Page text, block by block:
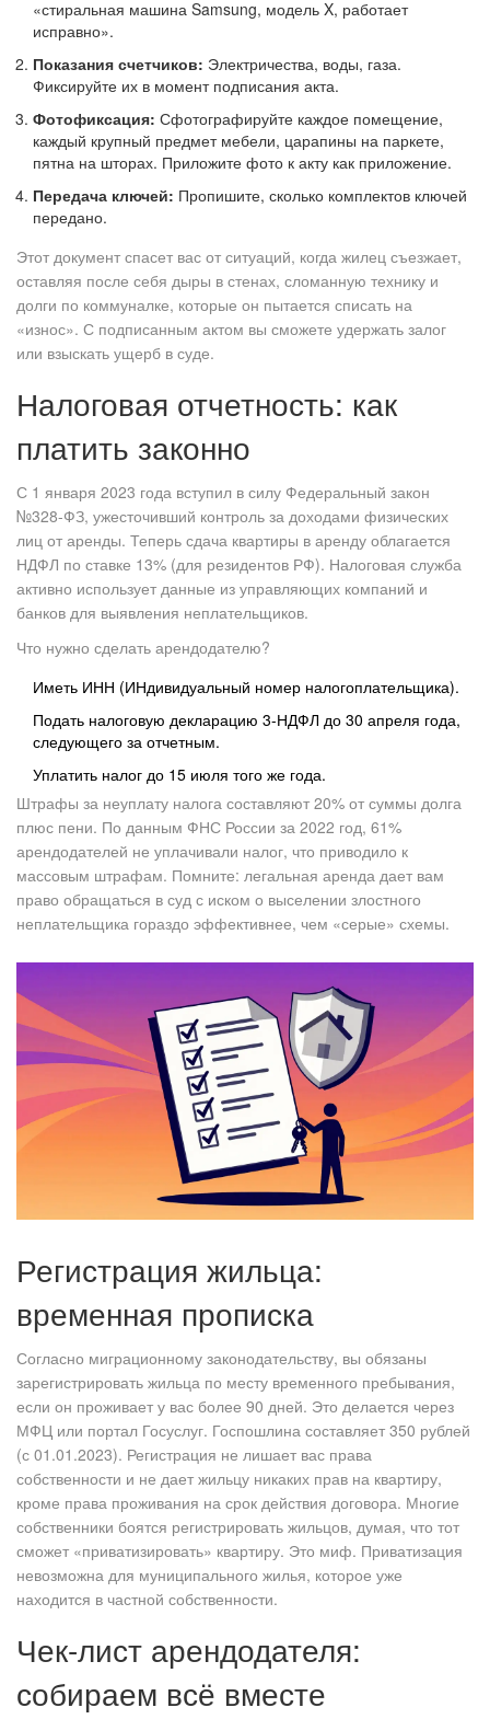
«стиральная машина Samsung, модель X, работает
исправно».
Показания счетчиков: Электричества, воды, газа.
Фиксируйте их в момент подписания акта.
Фотофиксация: Сфотографируйте каждое помещение,
каждый крупный предмет мебели, царапины на паркете,
пятна на шторах. Приложите фото к акту как приложение.
Передача ключей: Пропишите, сколько комплектов ключей
передано.
Этот документ спасет вас от ситуаций, когда жилец съезжает,
оставляя после себя дыры в стенах, сломанную технику и
долги по коммуналке, которые он пытается списать на
«износ». С подписанным актом вы сможете удержать залог
или взыскать ущерб в суде.
Налоговая отчетность: как
платить законно
С 1 января 2023 года вступил в силу Федеральный закон
№328-ФЗ, ужесточивший контроль за доходами физических
лиц от аренды. Теперь сдача квартиры в аренду облагается
НДФЛ по ставке 13% (для резидентов РФ). Налоговая служба
активно использует данные из управляющих компаний и
банков для выявления неплательщиков.
Что нужно сделать арендодателю?
Иметь ИНН (ИНдивидуальный номер налогоплательщика).
Подать налоговую декларацию 3-НДФЛ до 30 апреля года,
следующего за отчетным.
Уплатить налог до 15 июля того же года.
Штрафы за неуплату налога составляют 20% от суммы долга
плюс пени. По данным ФНС России за 2022 год, 61%
арендодателей не уплачивали налог, что приводило к
массовым штрафам. Помните: легальная аренда дает вам
право обращаться в суд с иском о выселении злостного
неплательщика гораздо эффективнее, чем «серые» схемы.
Регистрация жильца:
временная прописка
Согласно миграционному законодательству, вы обязаны
зарегистрировать жильца по месту временного пребывания,
если он проживает у вас более 90 дней. Это делается через
МФЦ или портал Госуслуг. Госпошлина составляет 350 рублей
(с 01.01.2023). Регистрация не лишает вас права
собственности и не дает жильцу никаких прав на квартиру,
кроме права проживания на срок действия договора. Многие
собственники боятся регистрировать жильцов, думая, что тот
сможет «приватизировать» квартиру. Это миф. Приватизация
невозможна для муниципального жилья, которое уже
находится в частной собственности.
Чек-лист арендодателя:
собираем всё вместе